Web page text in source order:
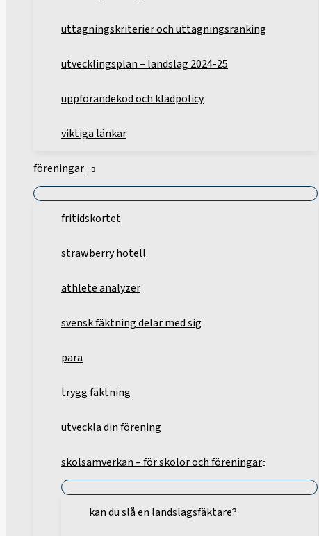
uttagningskriterier och uttagningsranking
utvecklingsplan – landslag 2024-25
uppförandekod och klädpolicy
viktiga länkar
föreningar
fritidskortet
strawberry hotell
athlete analyzer
svensk fäktning delar med sig
para
trygg fäktning
utveckla din förening
skolsamverkan – för skolor och föreningar
kan du slå en landslagsfäktare?